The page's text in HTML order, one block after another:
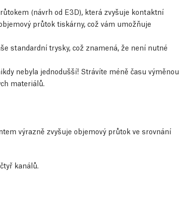
(návrh od E3D), která zvyšuje kontaktní
průtok tiskárny, což vám umožňuje
standardní trysky, což znamená, že není nutné
nebyla jednodušší! Strávíte méně času výměnou
materiálů.
výrazně zvyšuje objemový průtok ve srovnání
kanálů.